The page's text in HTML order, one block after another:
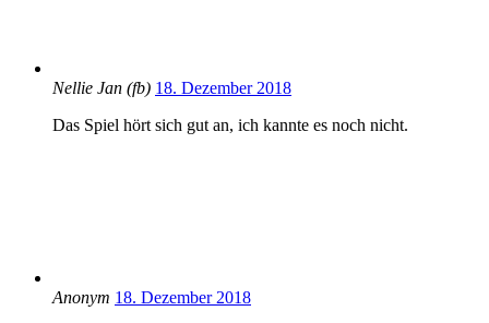
Nellie Jan (fb) 18. Dezember 2018
Das Spiel hört sich gut an, ich kannte es noch nicht.
Anonym 18. Dezember 2018